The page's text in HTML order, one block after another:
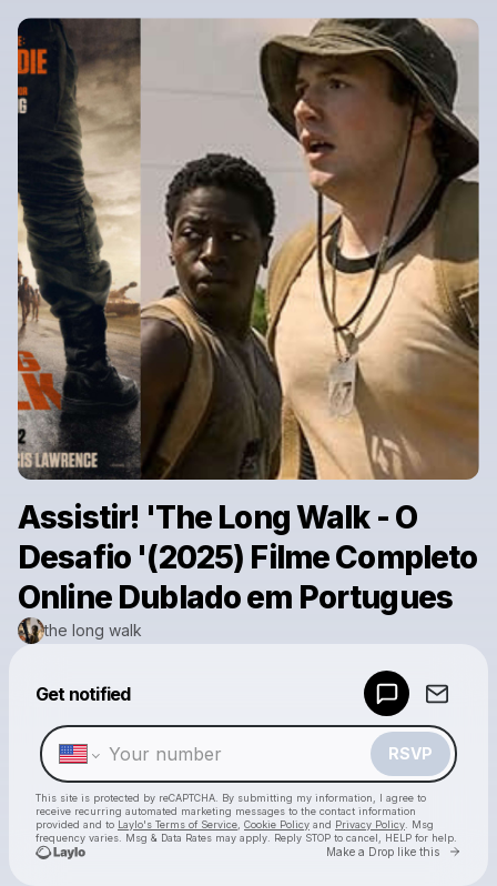
Assistir! 'The Long Walk - O
Desafio '(2025) Filme Completo
Online Dublado em Portugues
the long walk
Get notified
RSVP
This site is protected by reCAPTCHA. By submitting my information, I agree to
receive recurring automated marketing messages to the contact information
provided and to Laylo's Terms of Service Cookie Policy and Privacy Policy . Msg
frequency varies. Msg & Data Rates may apply. Reply STOP to cancel, HELP for help.
Make a Drop like this Go